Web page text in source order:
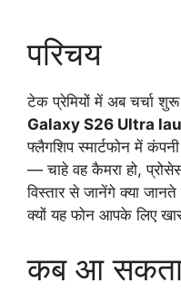
परिचय
टेक प्रेमियों में अब चर्चा
Galaxy S26 Ultra
फ्लैगशिप स्मार्टफोन में
— चाहे वह कैमरा हो,
विस्तार से जानेंगे क्या
क्यों यह फोन आपके लिए
कब आ